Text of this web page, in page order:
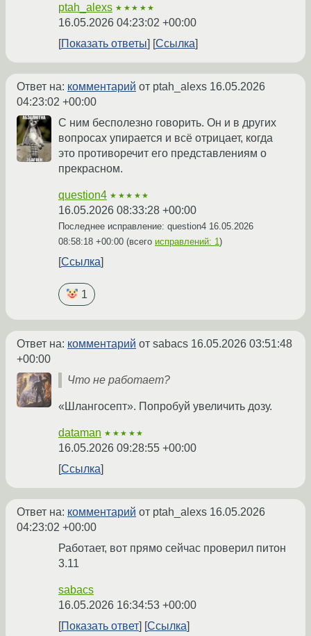
ptah_alexs ★★★★★
16.05.2026 04:23:02 +00:00
Показать ответы
Ссылка
Ответ на: комментарий от ptah_alexs 16.05.2026
04:23:02 +00:00
С ним бесполезно говорить. Он и в других
вопросах упирается и всё отрицает, когда
это противоречит его представлениям о
прекрасном.
question4 ★★★★★
16.05.2026 08:33:28 +00:00
Последнее исправление: question4 16.05.2026
08:58:18 +00:00 (всего исправлений: 1 )
Ссылка
1
Ответ на: комментарий от sabacs 16.05.2026 03:51:48
+00:00
Что не работает?
«Шлангосепт». Попробуй увеличить дозу.
dataman ★★★★★
16.05.2026 09:28:55 +00:00
Ссылка
Ответ на: комментарий от ptah_alexs 16.05.2026
04:23:02 +00:00
Работает, вот прямо сейчас проверил питон
3.11
sabacs
16.05.2026 16:34:53 +00:00
Показать ответ
Ссылка